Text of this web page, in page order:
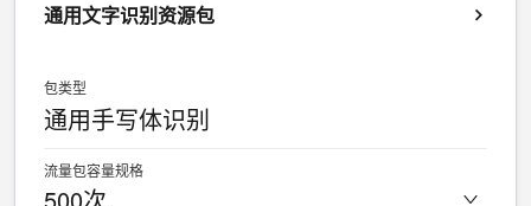
通用文字识别资源包
包类型
通用手写体识别
流量包容量规格